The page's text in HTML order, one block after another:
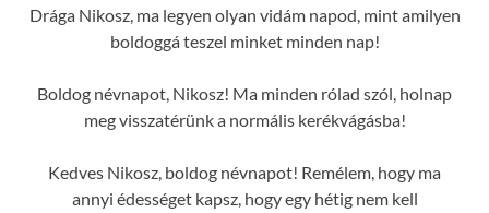
Drága Nikosz, ma legyen olyan vidám napod, mint amilyen
boldoggá teszel minket minden nap!
Boldog névnapot, Nikosz! Ma minden rólad szól, holnap
meg visszatérünk a normális kerékvágásba!
Kedves Nikosz, boldog névnapot! Remélem, hogy ma
annyi édességet kapsz, hogy egy hétig nem kell